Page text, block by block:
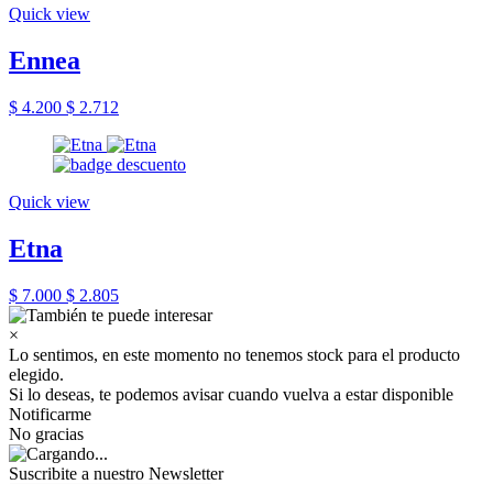
Quick view
Ennea
$ 4.200 $ 2.712
Quick view
Etna
$ 7.000 $ 2.805
×
Lo sentimos, en este momento no tenemos stock para el producto
elegido.
Si lo deseas, te podemos avisar cuando vuelva a estar disponible
Notificarme
No gracias
Suscribite a nuestro Newsletter